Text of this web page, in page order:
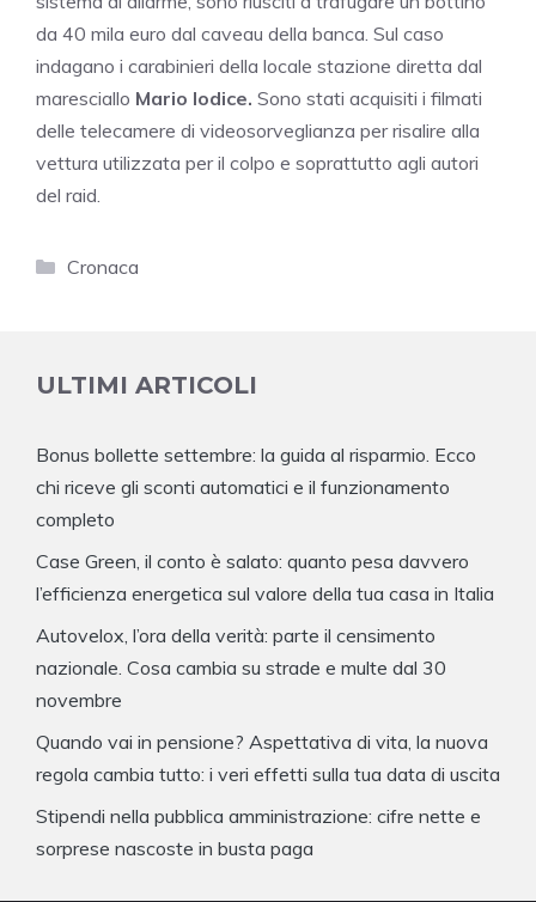
da 40 mila euro dal caveau della banca. Sul caso
indagano i carabinieri della locale stazione diretta dal
maresciallo Mario Iodice. Sono stati acquisiti i filmati
delle telecamere di videosorveglianza per risalire alla
vettura utilizzata per il colpo e soprattutto agli autori
del raid.
Categorie
Cronaca
ULTIMI ARTICOLI
Bonus bollette settembre: la guida al risparmio. Ecco
chi riceve gli sconti automatici e il funzionamento
completo
Case Green, il conto è salato: quanto pesa davvero
l’efficienza energetica sul valore della tua casa in Italia
Autovelox, l’ora della verità: parte il censimento
nazionale. Cosa cambia su strade e multe dal 30
novembre
Quando vai in pensione? Aspettativa di vita, la nuova
regola cambia tutto: i veri effetti sulla tua data di uscita
Stipendi nella pubblica amministrazione: cifre nette e
sorprese nascoste in busta paga